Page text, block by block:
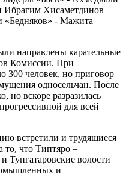
Ибрагим Хисаметдинов
«Бедняков» - Мажита
направлены карательные
Комиссии. При
300 человек, но приговор
односельчан. После
но вскоре разразилась
для всей
встретили и трудящиеся
то, что Типтяро –
Тунгатаровские волости
и